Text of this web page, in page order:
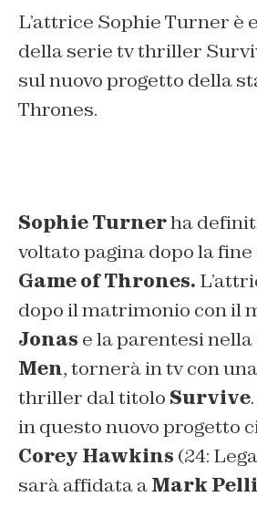
L’attrice Sophie Turner è
della serie tv thriller
sul nuovo progetto della
Thrones.
Sophie Turnerha
voltato pagina dopo la
Game of Thrones.
dopo il matrimonio con il
Jonas e la parentesi nella
Men, tornerà in tv con
thriller dal titolo Survive
in questo nuovo progetto
Corey Hawkins (24:
sarà affidata aMark